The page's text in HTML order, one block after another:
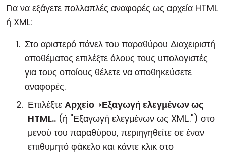
Για να εξάγετε πολλαπλές αναφορές ως αρχεία HTML
ή XML:
Στο αριστερό πάνελ του παραθύρου Διαχειριστή
αποθέματος επιλέξτε όλους τους υπολογιστές
για τους οποίους θέλετε να αποθηκεύσετε
αναφορές.
Επιλέξτε Αρχείο➝Εξαγωγή ελεγμένων ως
HTML.. (ή "Εξαγωγή ελεγμένων ως XML..") στο
μενού του παραθύρου, περιηγηθείτε σε έναν
επιθυμητό φάκελο και κάντε κλικ στο